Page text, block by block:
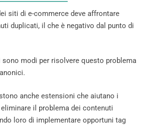
siti di e-commerce deve affrontare
duplicati, il che è negativo dal punto di
sono modi per risolvere questo problema
anche estensioni che aiutano i
il problema dei contenuti
loro di implementare opportuni tag